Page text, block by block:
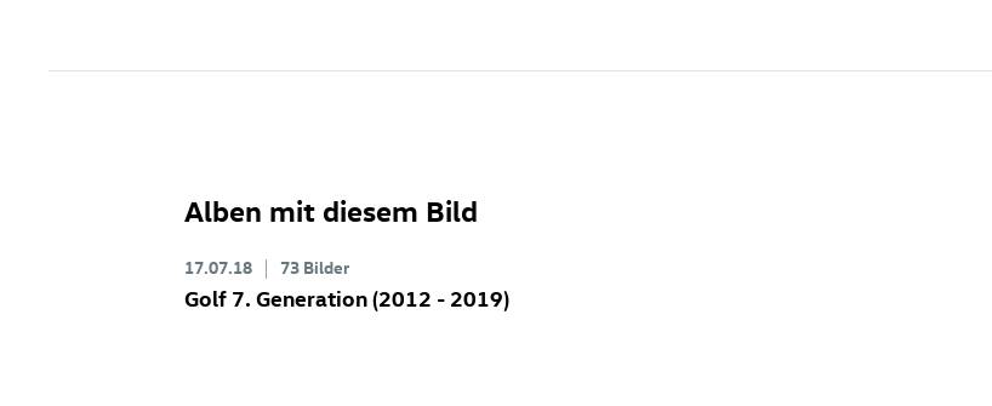
Alben mit diesem Bild
17.07.18 73 Bilder
Golf 7. Generation (2012 - 2019)